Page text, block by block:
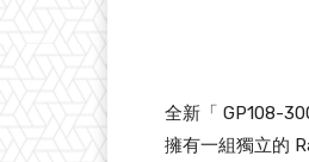
全新「 GP108-
擁有一組獨立的